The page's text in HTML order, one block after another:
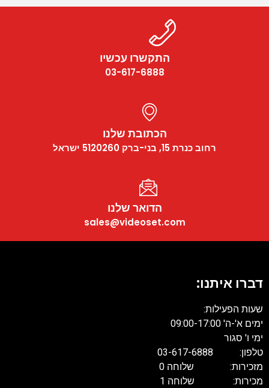
התקשרו עכשיו
03-617-6888
הכתובת שלנו
רחוב כנרת 15, בני-ברק 5120260 ישראל
הדואר שלנו
sales@videoset.com
דברו איתנו:
שעות הפעילות:
ימים א'-ה' 09:00-17:00
ימי ו' סגור
טלפון: 03-617-6888
מזכירות: שלוחה 0
מכירות: שלוחה 1